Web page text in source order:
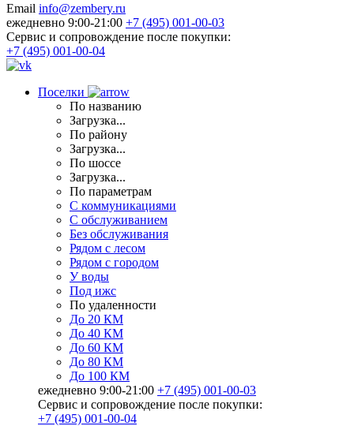
Email info@zembery.ru
ежедневно 9:00-21:00 +7 (495) 001-00-03
Cервис и сопровождение после покупки:
+7 (495) 001-00-04
Поселки
По названию
Загрузка...
По району
Загрузка...
По шоссе
Загрузка...
По параметрам
С коммуникациями
С обслуживанием
Без обслуживания
Рядом с лесом
Рядом с городом
У воды
Под ижс
По удаленности
До 20 КМ
До 40 КМ
До 60 КМ
До 80 КМ
До 100 КМ
ежедневно 9:00-21:00 +7 (495) 001-00-03
Cервис и сопровождение после покупки:
+7 (495) 001-00-04